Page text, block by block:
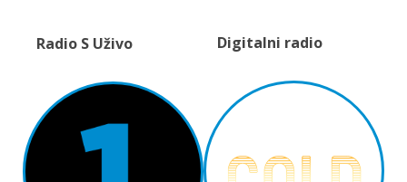
Radio S Uživo Digitalni radio